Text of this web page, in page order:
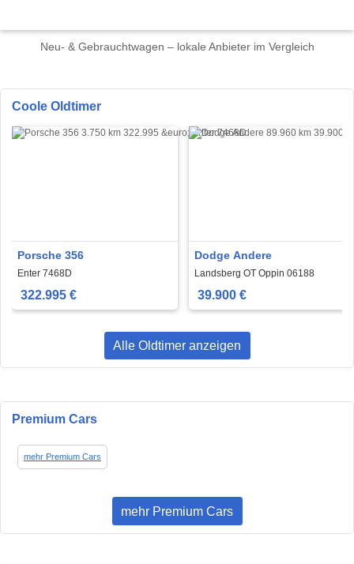
Neu- & Gebrauchtwagen – lokale Anbieter im Vergleich
Coole Oldtimer
Porsche 356
Enter 7468D
322.995 €
Dodge Andere
Landsberg OT Oppin 06188
39.900 €
Alle Oldtimer anzeigen
Premium Cars
mehr Premium Cars
mehr Premium Cars